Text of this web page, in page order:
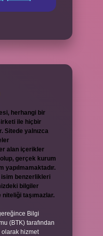
herhangi bir
ile hiçbir
Sitede yalnızca
alan içerikler
gerçek kurum
yapılmamaktadır.
benzerlikleri
bilgiler
taşımazlar.
Bilgi
(BTK) tarafından
olarak hizmet